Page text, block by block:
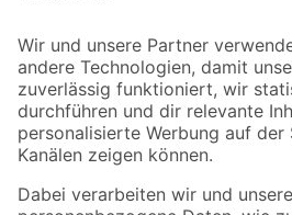
Der toom Newsletter: Keine Angebote und
Zur Newsletter Anmeldung
Folge uns